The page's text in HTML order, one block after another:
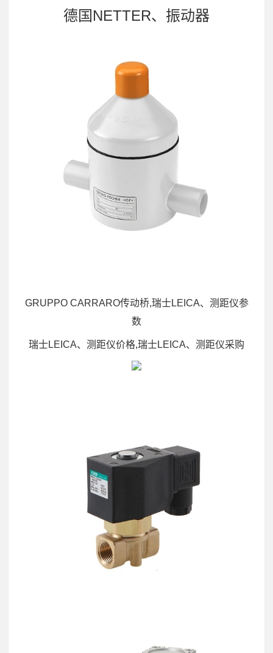
德国NETTER、振动器
GRUPPO CARRARO传动桥,瑞士LEICA、测距仪参
数
瑞士LEICA、测距仪价格,瑞士LEICA、测距仪采购